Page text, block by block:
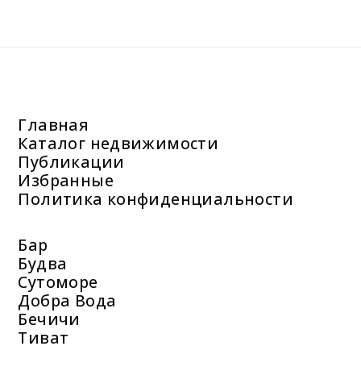
Главная
Каталог недвижимости
Публикации
Избранные
Политика конфиденциальности
Бар
Будва
Сутоморе
Добра Вода
Бечичи
Тиват